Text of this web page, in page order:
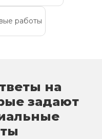
работы
на
задают